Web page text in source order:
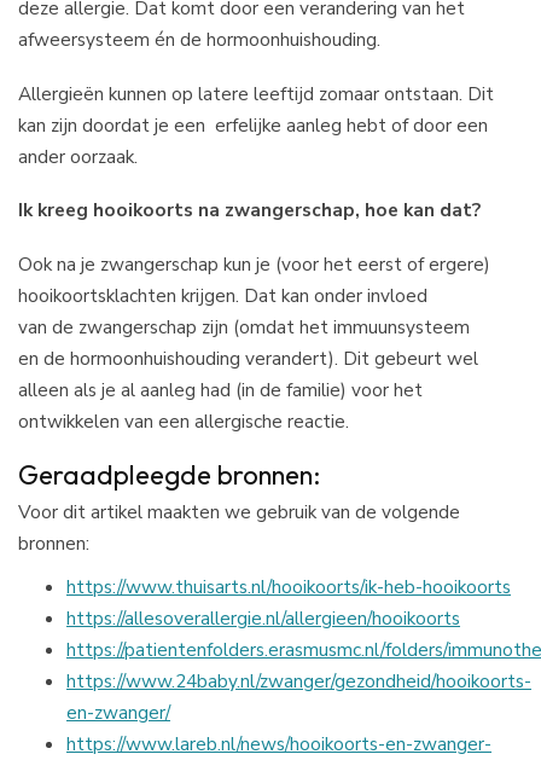
deze allergie. Dat komt door een verandering van het
afweersysteem én de hormoonhuishouding.
Allergieën kunnen op latere leeftijd zomaar ontstaan. Dit
kan zijn doordat je een erfelijke aanleg hebt of door een
ander oorzaak.
Ik kreeg hooikoorts na zwangerschap, hoe kan dat?
Ook na je zwangerschap kun je (voor het eerst of ergere)
hooikoortsklachten krijgen. Dat kan onder invloed
van de zwangerschap zijn (omdat het immuunsysteem
en de hormoonhuishouding verandert). Dit gebeurt wel
alleen als je al aanleg had (in de familie) voor het
ontwikkelen van een allergische reactie.
Geraadpleegde bronnen:
Voor dit artikel maakten we gebruik van de volgende
bronnen:
https://www.thuisarts.nl/hooikoorts/ik-heb-hooikoorts
https://allesoverallergie.nl/allergieen/hooikoorts
https://patientenfolders.erasmusmc.nl/folders/
https://www.24baby.nl/zwanger/gezondheid/hooikoorts-
en-zwanger/
https://www.lareb.nl/news/hooikoorts-en-zwanger-